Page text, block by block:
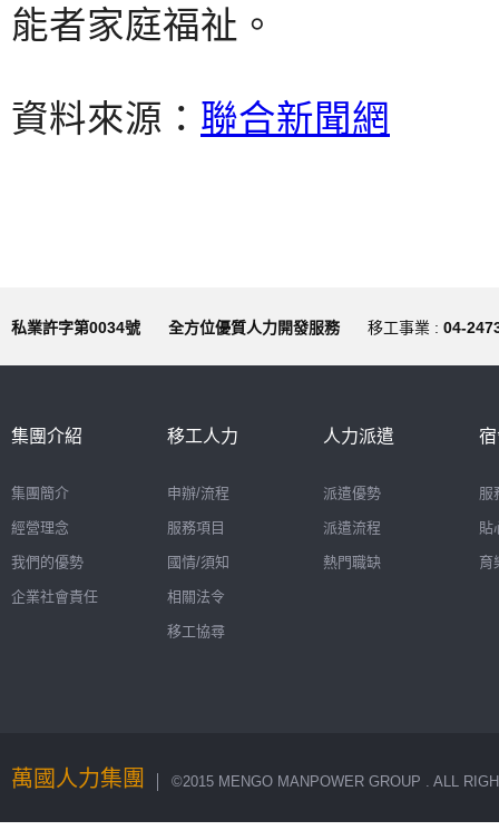
能者家庭福祉。
資料來源： 聯合新聞網
私業許字第0034號 全方位優質人力開發服務 移工事業 : 04-
集團介紹
集團簡介
經營理念
我們的優勢
企業社會責任
移工人力
申辦/流程
服務項目
國情/須知
相關法令
移工協尋
人力派遣
派遣優勢
派遣流程
熱門職缺
服
貼
育
萬國人力集團 │ ©2015 MENGO MANPOWER GROUP . ALL